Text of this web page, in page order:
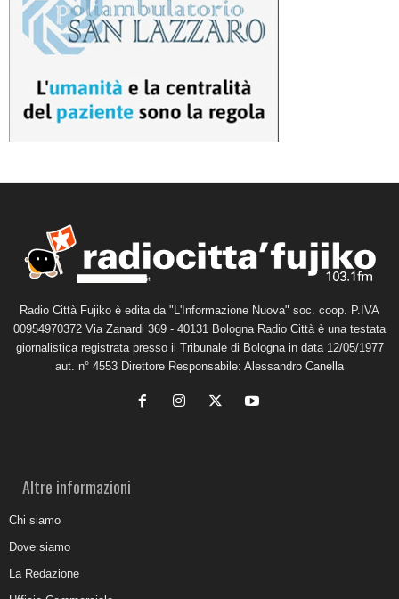
Radio Città Fujiko è edita da "L'Informazione Nuova" soc. coop. P.IVA
00954970372 Via Zanardi 369 - 40131 Bologna Radio Città è una testata
giornalistica registrata presso il Tribunale di Bologna in data 12/05/1977
aut. n° 4553 Direttore Responsabile: Alessandro Canella
Altre informazioni
Chi siamo
Dove siamo
La Redazione